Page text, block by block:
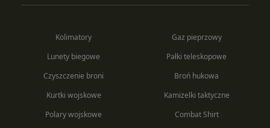
Kolimatory
Lunety biegowe
Czyszczenie broni
Gaz pieprzowy
Pałki teleskopowe
Broń hukowa
Kurtki wojskowe
Polary wojskowe
Kamizelki taktyczne
Combat Shirt